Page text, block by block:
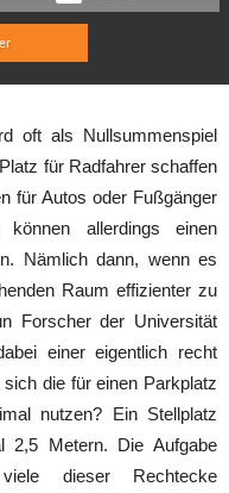
oft als Nullsummenspiel
für Radfahrer schaffen
für Autos oder Fußgänger
können allerdings einen
Nämlich dann, wenn es
Raum effizienter zu
Forscher der Universität
einer eigentlich recht
die für einen Parkplatz
nutzen? Ein Stellplatz
Metern. Die Aufgabe
dieser Rechtecke